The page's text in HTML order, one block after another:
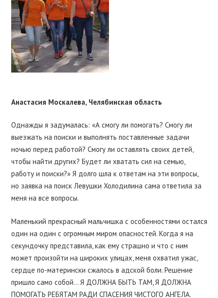
Анастасия Москалева, Челябинская область
Однажды я задумалась: «А смогу ли помогать? Смогу ли
выезжать на поиски и выполнять поставленные задачи
ночью перед работой? Смогу ли оставлять своих детей,
чтобы найти других? Будет ли хватать сил на семью,
работу и поиски?» Я долго шла к ответам на эти вопросы,
но заявка на поиск Левушки Холодилина сама ответила за
меня на все вопросы.
Маленький прекрасный мальчишка с особенностями остался
один на один с огромным миром опасностей. Когда я на
секундочку представила, как ему страшно и что с ним
может произойти на широких улицах, меня охватил ужас,
сердце по-матерински сжалось в адской боли. Решение
пришло само собой… Я ДОЛЖНА БЫТЬ ТАМ, Я ДОЛЖНА
ПОМОГАТЬ РЕБЯТАМ РАДИ СПАСЕНИЯ ЧИСТОГО АНГЕЛА.